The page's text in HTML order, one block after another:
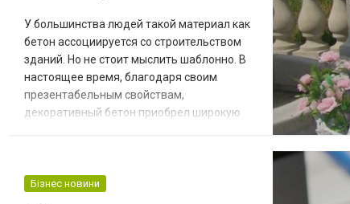
У большинства людей такой материал как
бетон ассоциируется со строительством
зданий. Но не стоит мыслить шаблонно. В
настоящее время, благодаря своим
презентабельным свойствам,
декоративный бетон приобрел широкую
изделия, приобретают всё большую
Бізнес новини